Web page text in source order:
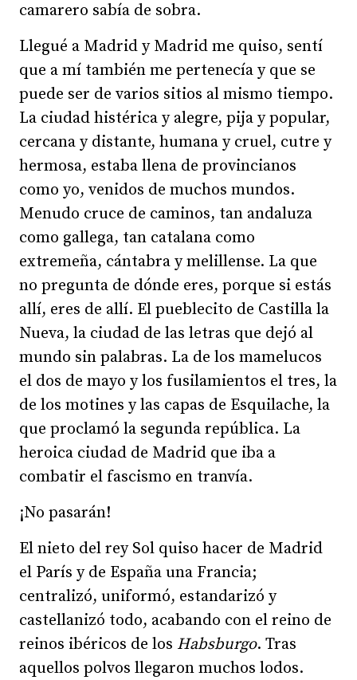
camarero sabía de sobra.
Llegué a Madrid y Madrid me quiso, sentí
que a mí también me pertenecía y que se
puede ser de varios sitios al mismo tiempo.
La ciudad histérica y alegre, pija y popular,
cercana y distante, humana y cruel, cutre y
hermosa, estaba llena de provincianos
como yo, venidos de muchos mundos.
Menudo cruce de caminos, tan andaluza
como gallega, tan catalana como
extremeña, cántabra y melillense. La que
no pregunta de dónde eres, porque si estás
allí, eres de allí. El pueblecito de Castilla la
Nueva, la ciudad de las letras que dejó al
mundo sin palabras. La de los mamelucos
el dos de mayo y los fusilamientos el tres, la
de los motines y las capas de Esquilache, la
que proclamó la segunda república. La
heroica ciudad de Madrid que iba a
combatir el fascismo en tranvía.
¡No pasarán!
El nieto del rey Sol quiso hacer de Madrid
el París y de España una Francia;
centralizó, uniformó, estandarizó y
castellanizó todo, acabando con el reino de
reinos ibéricos de los Habsburgo. Tras
aquellos polvos llegaron muchos lodos.